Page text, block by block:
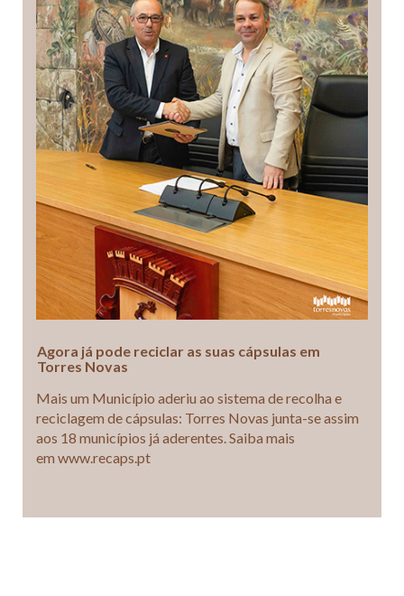
Agora já pode reciclar as suas cápsulas em
Torres Novas
Mais um Município aderiu ao sistema de recolha e
reciclagem de cápsulas: Torres Novas junta-se assim
aos 18 municípios já aderentes. Saiba mais
em www.recaps.pt